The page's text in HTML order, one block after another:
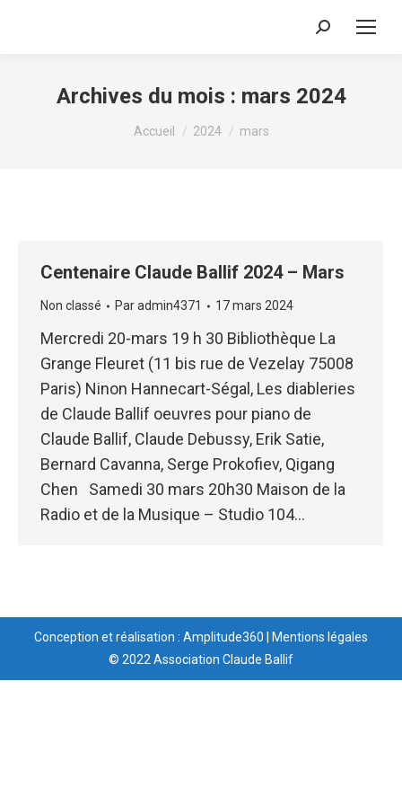
Recherche
Archives du mois : mars 2024
Vous êtes ici :
Accueil 2024 mars
Centenaire Claude Ballif 2024 – Mars
Non classé Paradmin4371 17 mars 2024
Mercredi 20-mars 19 h 30 Bibliothèque La
Grange Fleuret (11 bis rue de Vezelay 75008
Paris) Ninon Hannecart-Ségal, Les diableries
de Claude Ballif oeuvres pour piano de
Claude Ballif, Claude Debussy, Erik Satie,
Bernard Cavanna, Serge Prokofiev, Qigang
Chen Samedi 30 mars 20h30 Maison de la
Radio et de la Musique – Studio 104…
Conception et réalisation : Amplitude360
Mentions légales
© 2022 Association Claude Ballif